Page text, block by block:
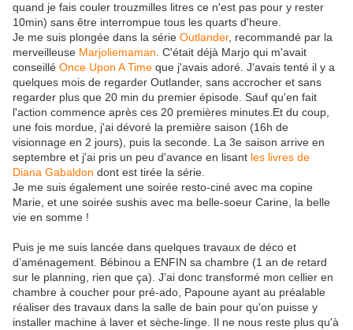
quand je fais couler trouzmilles litres ce n'est pas pour y rester
10min) sans être interrompue tous les quarts d'heure.
Je me suis plongée dans la série Outlander, recommandé par la
merveilleuse Marjoliemaman . C'était déjà Marjo qui m'avait
conseillé Once Upon A Time que j'avais adoré. J'avais tenté il y a
quelques mois de regarder Outlander, sans accrocher et sans
regarder plus que 20 min du premier épisode. Sauf qu'en fait
l'action commence après ces 20 premières minutes.Et du coup,
une fois mordue, j'ai dévoré la première saison (16h de
visionnage en 2 jours), puis la seconde. La 3e saison arrive en
septembre et j'ai pris un peu d'avance en lisant les livres de
Diana Gabaldon dont est tirée la série.
Je me suis également une soirée resto-ciné avec ma copine
Marie, et une soirée sushis avec ma belle-soeur Carine, la belle
vie en somme !
Puis je me suis lancée dans quelques travaux de déco et
d’aménagement. Bébinou a ENFIN sa chambre (1 an de retard
sur le planning, rien que ça). J'ai donc transformé mon cellier en
chambre à coucher pour pré-ado, Papoune ayant au préalable
réaliser des travaux dans la salle de bain pour qu'on puisse y
installer machine à laver et sèche-linge. Il ne nous reste plus qu'à